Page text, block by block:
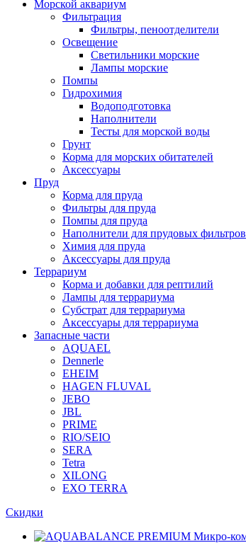
Морской аквариум
Фильтрация
Фильтры, пеноотделители
Освещение
Светильники морские
Лампы морские
Помпы
Гидрохимия
Водоподготовка
Наполнители
Тесты для морской воды
Грунт
Корма для морских обитателей
Аксессуары
Пруд
Корма для пруда
Фильтры для пруда
Помпы для пруда
Наполнители для прудовых фильтров
Химия для пруда
Аксессуары для пруда
Террариум
Корма и добавки для рептилий
Лампы для террариума
Субстрат для террариума
Аксессуары для террариума
Запасные части
AQUAEL
Dennerle
EHEIM
HAGEN FLUVAL
JEBO
JBL
PRIME
RIO/SEIO
SERA
Tetra
XILONG
EXO TERRA
Скидки